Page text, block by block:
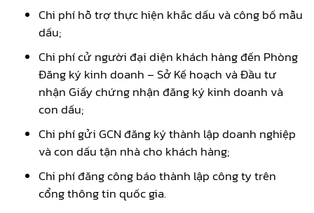
Chi phí hỗ trợ thực hiện khắc dấu và công bố mẫu
dấu;
Chi phí cử người đại diện khách hàng đến Phòng
Đăng ký kinh doanh – Sở Kế hoạch và Đầu tư
nhận Giấy chứng nhận đăng ký kinh doanh và
con dấu;
Chi phí gửi GCN đăng ký thành lập doanh nghiệp
và con dấu tận nhà cho khách hàng;
Chi phíđăng công báo thành lập công ty trên
cổng thông tin quốc gia.